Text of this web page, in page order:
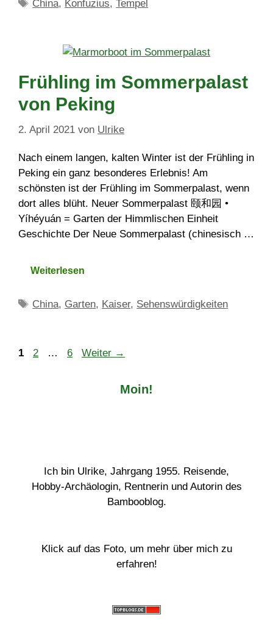
China, Konfuzius,Tempel
Frühling im Sommerpalast
von Peking
2. April 2021 von Ulrike
Nach einem langen, kalten Winter ist der Frühling in
Peking ein ganz besonderes Erlebnis! Am
schönsten ist der Frühling im Sommerpalast, wenn
dort alles blüht. Neuer Sommerpalast 颐和园 •
Yíhéyuán = Garten der Himmlischen Einheit
Geschichte Der Neue Sommerpalast (chinesisch …
Weiterlesen
Schlagwörter
China, Garten, Kaiser, Sehenswürdigkeiten
Seite
1 Seite
2 … Seite
6 Weiter →
Moin!
Ich bin Ulrike, Jahrgang 1955. Reisende,
Hobby-Archäologin, Rentnerin und Autorin des
Bambooblog.
Klick auf das Foto, um mehr über mich zu
erfahren!